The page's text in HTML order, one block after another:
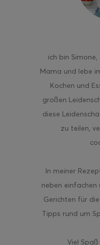
ich bin
Mama und lebe
Kochen und
großen
diese
zu teilen,
In meiner
neben einfachen
Gerichten für
Tipps rund um
Viel